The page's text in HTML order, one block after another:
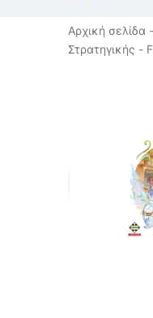
Αρχική σελίδα
Στρατηγικής